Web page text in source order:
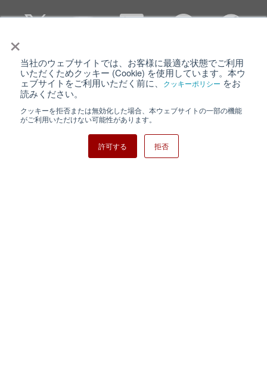
×
当社のウェブサイトでは、お客様に最適な状態でご利用
いただくためクッキー (Cookie) を使用しています。本ウ
ェブサイトをご利用いただく前に、
クッキーポリシー をお
読みください。
クッキーを拒否または無効化した場合、本ウェブサイトの一部の機能
がご利用いただけない可能性があります。
許可する 拒否
個人情報保護について ウェブサイト利用規約
クッキーポリシー
日清紡ホールディングス
Copyright ⓒ Nisshinbo Micro Devices Inc. All Rights Reserved.